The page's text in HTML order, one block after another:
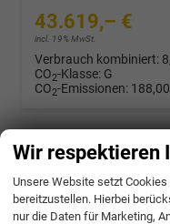
43.619,– €
incl. 19% MwSt.
Verbrauch kombiniert:
CO2-Klasse: G
CO2-Emissionen:
Volkswagen
unverbindliche Lieferzeit:4
Wir respektieren
Unsere Website setzt
bereitzustellen. Hierbei
nur die Daten für Marketing,